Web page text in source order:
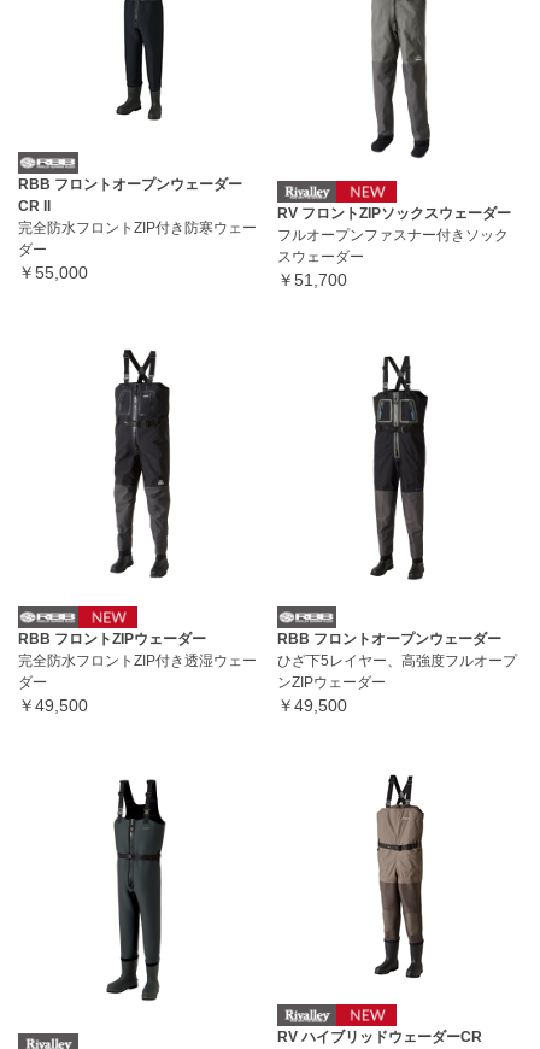
RBB フロントオープンウェーダー
CR ll
完全防水フロントZIP付き防寒ウェー
ダー
￥55,000
RV フロントZIPソックスウェーダー
フルオープンファスナー付きソック
スウェーダー
￥51,700
RBB フロントZIPウェーダー
完全防水フロントZIP付き透湿ウェー
ダー
￥49,500
RBB フロントオープンウェーダー
ひざ下5レイヤー、高強度フルオープ
ンZIPウェーダー
￥49,500
RV ハイブリッドウェーダーCR